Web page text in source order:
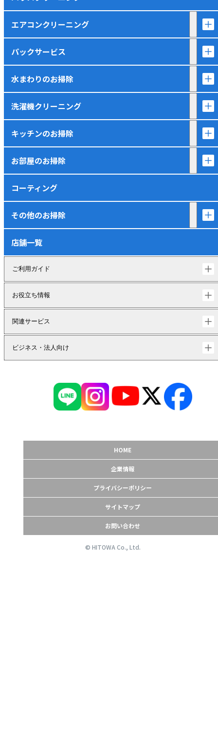
エアコンクリーニング
パックサービス
水まわりのお掃除
洗濯機クリーニング
キッチンのお掃除
お部屋のお掃除
コーティング
その他のお掃除
店舗一覧
ご利用ガイド
お役立ち情報
関連サービス
ビジネス・法人向け
HOME
企業情報
プライバシーポリシー
サイトマップ
お問い合わせ
© HITOWA Co., Ltd.